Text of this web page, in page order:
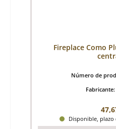
Fireplace Como
Número de
Fabricante:
Disponible, plazo